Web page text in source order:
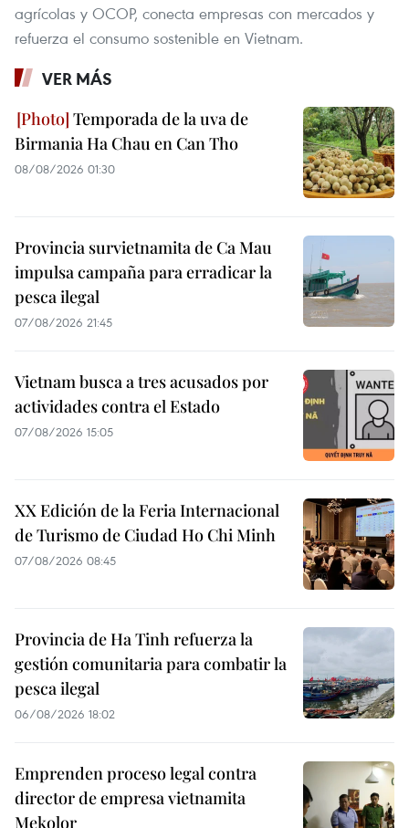
agrícolas y OCOP, conecta empresas con mercados y
refuerza el consumo sostenible en Vietnam.
VER MÁS
Temporada de la uva de
Birmania Ha Chau en Can Tho
08/08/2026 01:30
Provincia survietnamita de Ca Mau
impulsa campaña para erradicar la
pesca ilegal
07/08/2026 21:45
Vietnam busca a tres acusados por
actividades contra el Estado
07/08/2026 15:05
XX Edición de la Feria Internacional
de Turismo de Ciudad Ho Chi Minh
07/08/2026 08:45
Provincia de Ha Tinh refuerza la
gestión comunitaria para combatir la
pesca ilegal
06/08/2026 18:02
Emprenden proceso legal contra
director de empresa vietnamita
Mekolor